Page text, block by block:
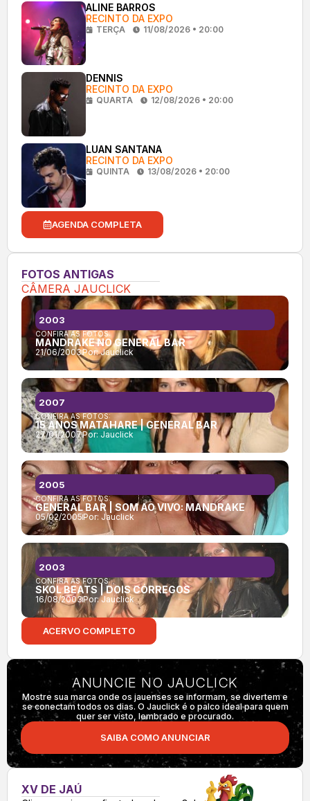
ALINE BARROS
RECINTO DA EXPO
TERÇA 11/08/2026 • 20:00
DENNIS
RECINTO DA EXPO
QUARTA 12/08/2026 • 20:00
LUAN SANTANA
RECINTO DA EXPO
QUINTA 13/08/2026 • 20:00
AGENDA COMPLETA
FOTOS ANTIGAS
CÂMERA JAUCLICK
CONFIRA AS FOTOS:
MANDRAKE NO GENERAL BAR
21/06/2003Por:Jauclick
2003
CONFIRA AS FOTOS:
15 ANOS MATAHARE | GENERAL BAR
27/01/2007Por: Jauclick
2007
CONFIRA AS FOTOS:
GENERAL BAR | SOM AO VIVO: MANDRAKE
05/02/2005Por: Jauclick
2005
CONFIRA AS FOTOS:
SKOL BEATS | DOIS CÓRREGOS
16/08/2003Por:Jauclick
2003
ACERVO COMPLETO
ANUNCIE NO JAUCLICK
Mostre sua marca onde os jauenses se informam, se divertem e
se conectam todos os dias. O Jauclick é o palco ideal para quem
quer ser visto, lembrado e procurado.
SAIBA COMO ANUNCIAR
XV DE JAÚ